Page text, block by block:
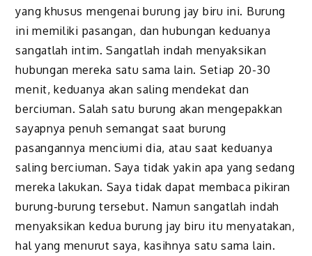
yang khusus mengenai burung jay biru ini. Burung
ini memiliki pasangan, dan hubungan keduanya
sangatlah intim. Sangatlah indah menyaksikan
hubungan mereka satu sama lain. Setiap 20-30
menit, keduanya akan saling mendekat dan
berciuman. Salah satu burung akan mengepakkan
sayapnya penuh semangat saat burung
pasangannya menciumi dia, atau saat keduanya
saling berciuman. Saya tidak yakin apa yang sedang
mereka lakukan. Saya tidak dapat membaca pikiran
burung-burung tersebut. Namun sangatlah indah
menyaksikan kedua burung jay biru itu menyatakan,
hal yang menurut saya, kasihnya satu sama lain.